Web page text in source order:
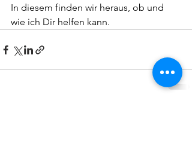
In diesem finden wir heraus, ob und
wie ich Dir helfen kann.